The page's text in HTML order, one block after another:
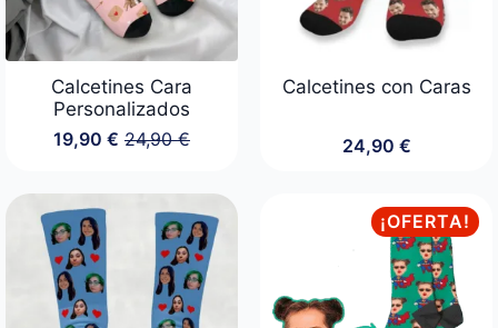
Calcetines Cara
Personalizados
24,90€
El
original
24,90 €.
19,90€ El
actual
19,90 €.
Calcetines con Caras
24,90 €
¡OFERTA!